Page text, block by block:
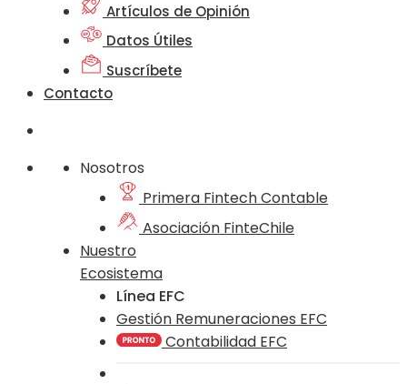
Artículos de Opinión
Datos Útiles
Suscríbete
Contacto
Nosotros
Primera Fintech Contable
Asociación FinteChile
Nuestro
Ecosistema
Línea EFC
Gestión Remuneraciones EFC
Contabilidad EFC